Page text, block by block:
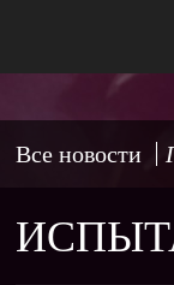
Все новости